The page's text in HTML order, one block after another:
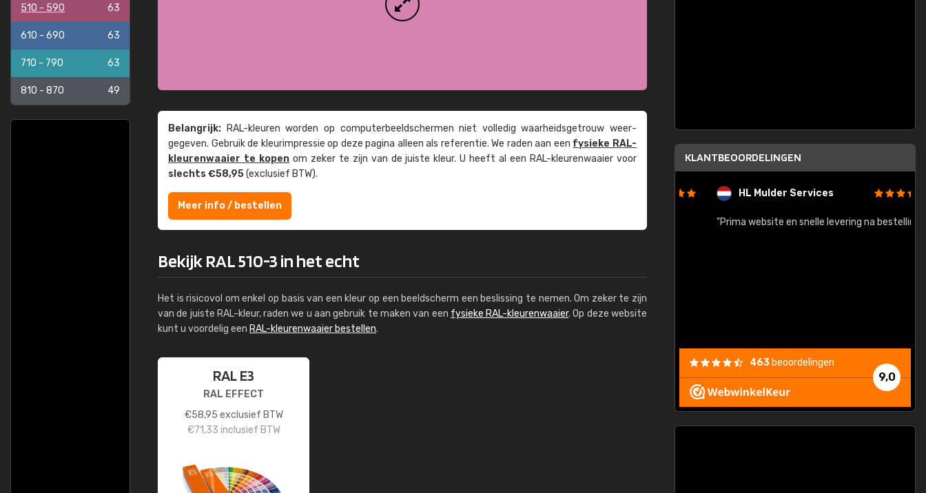
510 - 590 63
610 - 690 63
710 - 790 63
810 - 870 49
Belangrijk: RAL-kleuren worden op computer­beeld­schermen niet volledig waarheids­­getrouw weer­
gegeven. Gebruik de kleur­impressie op deze pagina alleen als referentie. We raden aan een fysieke RAL-
kleuren­waaier te kopenom zeker te zijn van de juiste kleur. U heeft al een RAL-kleuren­waaier voor
slechts €58,95(exclusief BTW).
Meer info / bestellen
Bekijk RAL 510-3 in het echt
Het is risicovol om enkel op basis van een kleur op een beeldscherm een beslissing te nemen. Om zeker te zijn
van de juiste RAL-kleur, raden we u aan gebruik te maken van een fysieke RAL-kleurenwaaier. Op deze website
kunt u voordelig een RAL-kleurenwaaier bestellen.
RAL E3
RAL EFFECT
€58,95 exclusief BTW
€71,33 inclusief BTW
KLANTBEOORDELINGEN
HL Mulder Services
"Prima website en snelle levering na bestelling"
9,0
463 beoordelingen